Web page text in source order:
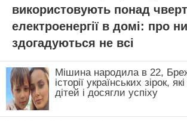
використовують понад
електроенергії в домі: про
здогадуються не всі
Мішина народила в 22,
історії українських зірок,
дітей і досягли успіху